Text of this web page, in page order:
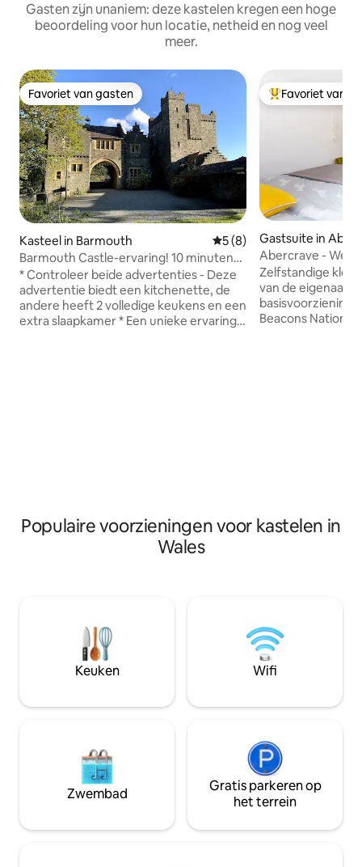
Gasten zijn unaniem: deze kastelen kregen een hoge
beoordeling voor hun locatie, netheid en nog veel
meer.
Favoriet van gasten
Favoriet van gasten
Kasteel in Barmouth Gemiddelde beoordeling
5 (8)
Barmouth Castle-ervaring! 10 minuten
lopen naar de stad
* Controleer beide advertenties - Deze
advertentie biedt een kitchenette, de
andere heeft 2 volledige keukens en een
extra slaapkamer * Een unieke ervaring
Topfavoriet van
Favoriet van
Gastsuite in
Abercrave -
studio.
Zelfstandige
van de eigenaar,
Beacons National
Populaire voorzieningen voor kastelen in
Wales
Keuken Wifi
Zwembad
Gratis parkeren op
het terrein